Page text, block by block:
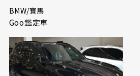
BMW/寶馬
Goo鑑定車